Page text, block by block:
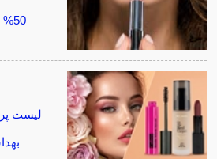
50% تخفیف لوازم آرایشی
لیست